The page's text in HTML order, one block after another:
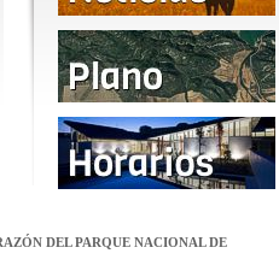
DEL PARQUE NACIONAL DE